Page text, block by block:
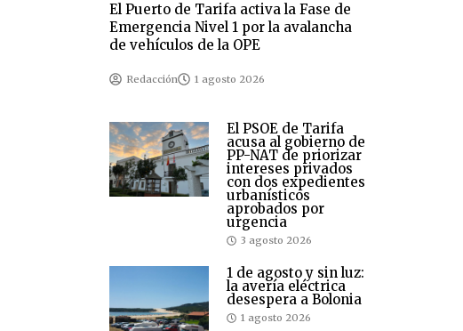
El Puerto de Tarifa activa la Fase de
Emergencia Nivel 1 por la avalancha
de vehículos de la OPE
Redacción 1 agosto 2026
El PSOE de Tarifa
acusa al gobierno de
PP-NAT de priorizar
intereses privados
con dos expedientes
urbanísticos
aprobados por
urgencia
3 agosto 2026
1 de agosto y sin luz:
la avería eléctrica
desespera a Bolonia
1 agosto 2026